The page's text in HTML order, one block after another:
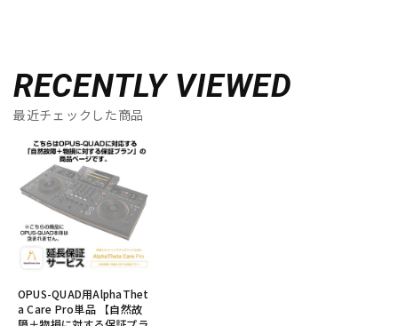
RECENTLY VIEWED
最近チェックした商品
OPUS-QUAD用AlphaThet
a Care Pro単品 【自然故